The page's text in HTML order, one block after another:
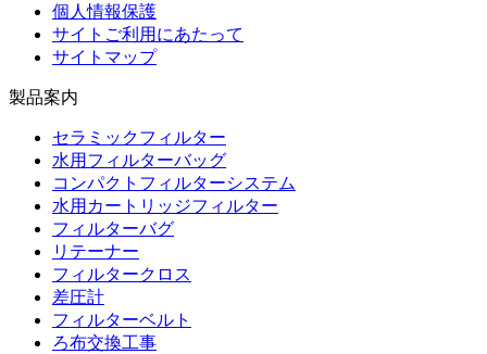
個人情報保護
サイトご利用にあたって
サイトマップ
製品案内
セラミックフィルター
水用フィルターバッグ
コンパクトフィルターシステム
水用カートリッジフィルター
フィルターバグ
リテーナー
フィルタークロス
差圧計
フィルターベルト
ろ布交換工事